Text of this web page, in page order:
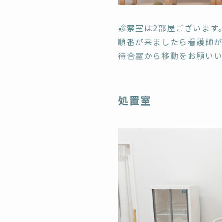
診察室は2部屋ございます
順番が来ましたら看護師
待合室から移動をお願い
処置室